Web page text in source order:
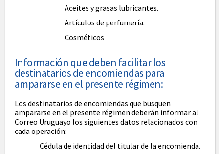
Aceites y grasas lubricantes.
Artículos de perfumería.
Cosméticos
Información que deben facilitar los
destinatarios de encomiendas para
ampararse en el presente régimen:
Los destinatarios de encomiendas que busquen
ampararse en el presente régimen deberán informar al
Correo Uruguayo los siguientes datos relacionados con
cada operación:
Cédula de identidad del titular de la encomienda.